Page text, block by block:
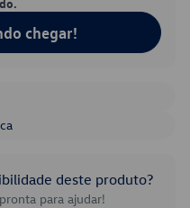
chegar!
deste produto?
para ajudar!